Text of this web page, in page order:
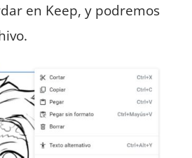
en Keep, y podremos